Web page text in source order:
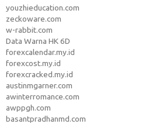
youzhieducation.com
zeckoware.com
w-rabbit.com
Data Warna HK 6D
forexcalendar.my.id
forexcost.my.id
forexcracked.my.id
austinmgarner.com
awinterromance.com
awppgh.com
basantpradhanmd.com